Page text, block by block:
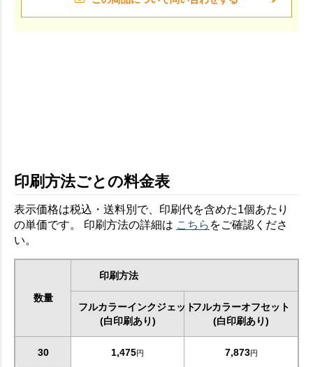
印刷方法ごとの料金表
表示価格は税込・送料別で、印刷代を含めた1個あたり
の単価です。 印刷方法の詳細は こちら をご確認くださ
い。
数量
印刷方法
フルカラーインクジェット
(白印刷あり)
フルカラーオフセット
(白印刷あり)
30 1,475円 7,873円